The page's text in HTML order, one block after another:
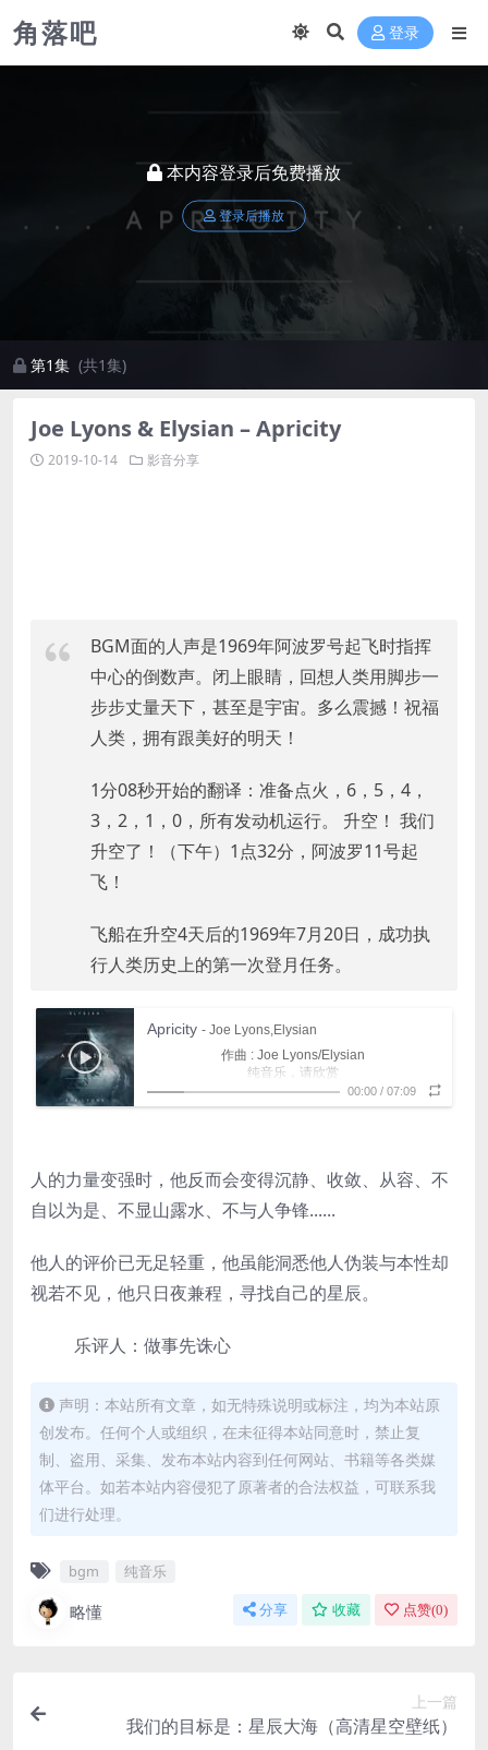
角落吧 登录
本内容登录后免费播放
登录后播放
第1集 (共1集)
Joe Lyons & Elysian – Apricity
2019-10-14 影音分享
BGM面的人声是1969年阿波罗号起飞时指挥
中心的倒数声。闭上眼睛，回想人类用脚步一
步步丈量天下，甚至是宇宙。多么震撼！祝福
人类，拥有跟美好的明天！
1分08秒开始的翻译：准备点火，6，5，4，
3，2，1，0，所有发动机运行。 升空！ 我们
升空了！（下午）1点32分，阿波罗11号起
飞！
飞船在升空4天后的1969年7月20日，成功执
行人类历史上的第一次登月任务。
Apricity - Joe Lyons,Elysian
作曲 : Joe Lyons/Elysian
纯音乐，请欣赏
00:00 / 07:09
人的力量变强时，他反而会变得沉静、收敛、从容、不
自以为是、不显山露水、不与人争锋......
他人的评价已无足轻重，他虽能洞悉他人伪装与本性却
视若不见，他只日夜兼程，寻找自己的星辰。
乐评人：做事先诛心
声明：本站所有文章，如无特殊说明或标注，均为本站原
创发布。任何个人或组织，在未征得本站同意时，禁止复
制、盗用、采集、发布本站内容到任何网站、书籍等各类媒
体平台。如若本站内容侵犯了原著者的合法权益，可联系我
们进行处理。
bgm 纯音乐
略懂 分享 收藏 点赞(0)
上一篇
我们的目标是：星辰大海（高清星空壁纸）